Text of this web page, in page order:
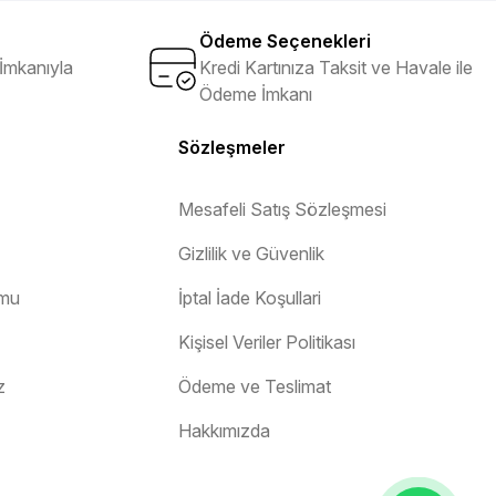
alanları:
ideal tornavida türüdür.
vidaların kaybolmasını engeller.
, vidaların doğru sıkılmasını sağlayarak, iş
rahatça gevşetip sıkmanıza olanak tanır.
daha verimli hale getirir.
Ödeme Seçenekleri
Kredi Kartınıza Taksit ve Havale ile
Ödeme İmkanı
Sözleşmeler
Mesafeli Satış Sözleşmesi
Gizlilik ve Güvenlik
İptal İade Koşullari
Kişisel Veriler Politikası
Ödeme ve Teslimat
Hakkımızda